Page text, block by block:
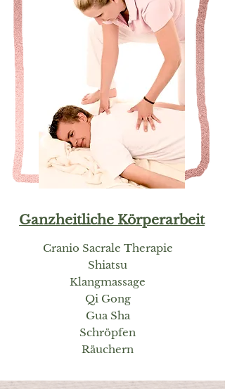
Ganzheitliche Körperarbeit
Cranio Sacrale Therapie
Shiatsu
Klangmassage
Qi Gong
Gua Sha
Schröpfen
Räuchern